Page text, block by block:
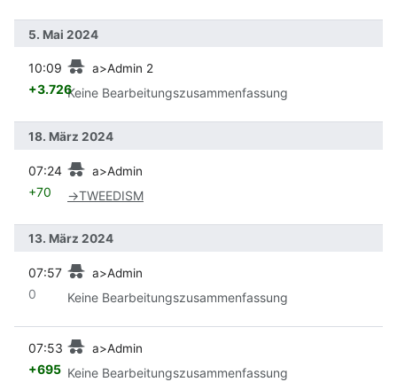
5. Mai 2024
10:09 a>Admin 2
+3.726Keine Bearbeitungszusammenfassung
18. März 2024
07:24 a>Admin
+70 →TWEEDISM
13. März 2024
07:57 a>Admin
0 Keine Bearbeitungszusammenfassung
07:53 a>Admin
+695 Keine Bearbeitungszusammenfassung